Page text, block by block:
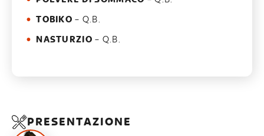
TOBIKO – Q.B.
NASTURZIO – Q.B.
PRESENTAZIONE